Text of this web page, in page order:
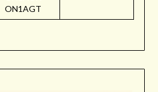
ON1AGT